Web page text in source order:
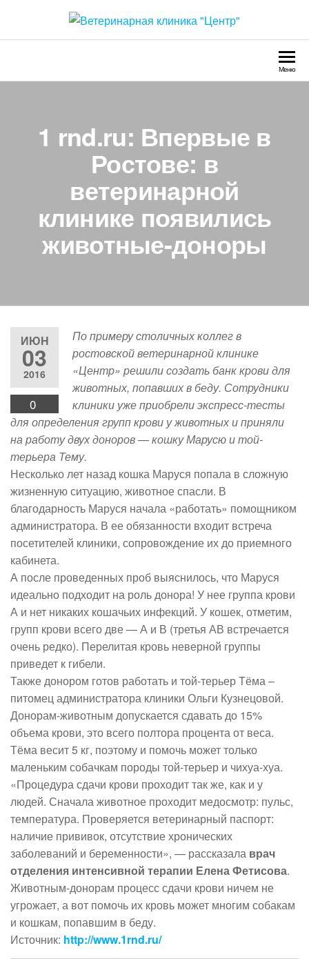
содержимомуВетеринарная клиника
Круглосуточно
Меню
1 rnd.ru: Впервые в
Ростове: в
ветеринарной
клинике появились
животные-доноры
ИЮН
03
2016
0
По примеру столичных коллег в
ростовской ветеринарной клинике
«Центр» решили создать банк крови для
животных, попавших в беду. Сотрудники
клиники уже приобрели экспресс-тесты
для определения групп крови у животных и приняли
на работу двух доноров — кошку Марусю и той-
терьера Тему.
Несколько лет назад кошка Маруся попала в сложную
жизненную ситуацию, животное спасли. В
благодарность Маруся начала «работать» помощником
администратора. В ее обязанности входит встреча
посетителей клиники, сопровождение их до приемного
кабинета.
А после проведенных проб выяснилось, что Маруся
идеально подходит на роль донора! У нее группа крови
А и нет никаких кошачьих инфекций. У кошек, отметим,
групп крови всего две — А и В (третья АВ встречается
очень редко). Перелитая кровь неверной группы
приведет к гибели.
Также донором готов работать и той-терьер Тёма –
питомец администратора клиники Ольги Кузнецовой.
Донорам-животным допускается сдавать до 15%
объема крови, это всего полтора процента от веса.
Тёма весит 5 кг, поэтому и помочь может только
маленьким собачкам породы той-терьер и чихуа-хуа.
«Процедура сдачи крови проходит так же, как и у
людей. Сначала животное проходит медосмотр: пульс,
температура. Проверяется ветеринарный паспорт:
наличие прививок, отсутствие хронических
заболеваний и беременности», — рассказала врач
отделения интенсивной терапии Елена Фетисова.
Животным-донорам процесс сдачи крови ничем не
угрожает, а вот помочь их кровь может многим собакам
и кошкам, попавшим в беду.
Источник: http://www.1rnd.ru/